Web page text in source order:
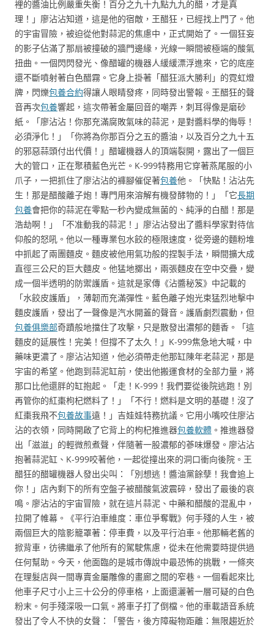
裡的醬油比例嚴重失衡！百分之九十九點九九的醋，才是真
理！」廖沾沾知道，這是他的宿敵，王醋狂，已經找上門了。他
的宇宙冒險，被迫從他對蒜泥的焦慮中，正式開始了。一個狂妄
的影子佔滿了那扇被撞破的牆門邊緣，光線一瞬間被極端的酸氣
扭曲。一個閃閃發光、像醋罐的機器人緩緩漂浮進來，它的底座
還不斷噴射著白色醋霧。它身上掛著「醋狂派大勝利」的霓虹燈
牌，閃爍包養合約得讓人眼睛發疼，同時發出警報。王醋狂的聲
音再次包養響起，這次帶著金屬回音的嘲弄，刺耳得像是磨砂
紙。「廖沾沾！你那充滿腐敗氣味的蒜泥，是對醬料學的侮辱！
必須淨化！」「你將為你那百分之五的醬油，以及百分之九十五
的邪惡蒜頭付出代價！」醋罐機器人的頂端裂開，露出了一個巨
大的管口，正在聚積藍色光芒。K-999特務用它穿著燕尾服的小
爪子，一把抓住了廖沾沾的褲腳催促著包養他。「快點！沾沾先
生！那是醋酸離子炮！專門用來溶解有機發酵物的！」「它長期
包養會把你的蒜泥在零點一秒內變成無菌的、純淨的白醋！那是
浩劫啊！」「不准動我的蒜泥！」廖沾沾發出了醬料學家對待信
仰般的怒吼。他以一種專業包水餃的極限速度，從旁邊的麵粉堆
中抓起了兩團麵皮。麵皮被他用氣功般的捏製手法，瞬間擴大成
直徑三公尺的巨大麵皮。他猛地擲出，兩張麵皮在空中交疊，變
成一個半透明的防禦護盾。這就是家傳《沾醬秘笈》中記載的
「水餃皮護盾」，薄韌而充滿彈性。藍色離子炮光束猛烈地擊中
麵皮護盾，發出了一聲像是汽水開蓋的聲音。護盾劇烈震動，但
包養俱樂部奇蹟般地擋住了攻擊，只是散發出濃郁的麵香。「這
麵皮的延展性！完美！但撐不了太久！」K-999焦急地大喊，中
藥味更濃了。廖沾沾知道，他必須帶走他那缸陳年老蒜泥，那是
宇宙的希望。他跑到蒜泥缸前，使出他搬運食材的全部力量，將
那口比他還胖的缸抱起。「走！K-999！我們要從後院逃跑！別
再管你的紅棗枸杞燃料了！」「不行！燃料是文明的基礎！沒了
紅棗我飛不包養故事遠！」吉娃娃特務抗議。它用小嘴咬住廖沾
沾的衣領，同時開啟了它背上的枸杞推進器包養軟體 。推進器發
出「滋滋」的輕微煎煮聲，伴隨著一股濃郁的蔘味爆發。廖沾沾
抱著蒜泥缸、K-999咬著他，一起從撞出來的洞口衝向後院。王
醋狂的醋罐機器人發出尖叫：「別想逃！醬油黨餘孽！我會追上
你！」店內剩下的所有空盤子被醋酸氣波震碎，發出了最後的哀
鳴。廖沾沾的宇宙冒險，就在這片蒜泥、中藥和醋酸的混亂中，
拉開了帷幕。《平行泊車維度：車位爭奪戰》何手殘的人生，被
兩個巨大的陰影籠罩著：停車費，以及平行泊車。他那輛老舊的
掀背車，彷彿繼承了他所有的駕駛焦慮，從未在他需要時提供過
任何幫助。今天，他面臨的是城市傳說中最恐怖的挑戰，一條夾
在理髮店與一間專賣金屬雕像的畫廊之間的窄巷。一個看起來比
他車子尺寸小上三十公分的停車格，上面還灑著一層可疑的白色
粉末。何手殘深吸一口氣。將車子打了倒檔。他的車載語音系統
發出了令人不快的女聲：「警告，後方障礙物距離：無限趨近於